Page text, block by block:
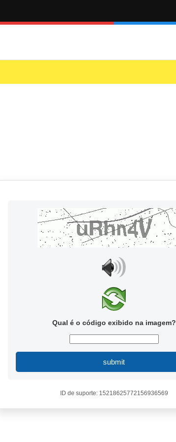
Qual é o código exibido na imagem?
submit
ID de suporte: 15218625772156936569